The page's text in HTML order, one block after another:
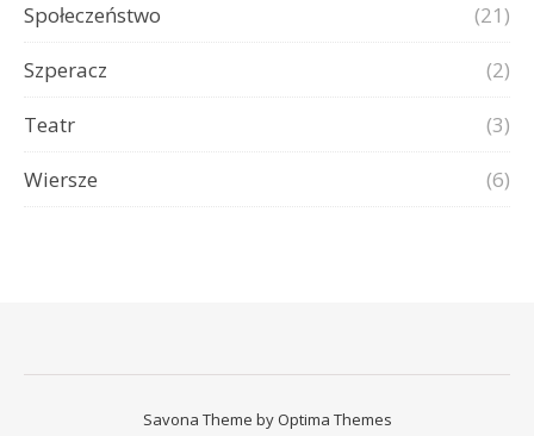
Społeczeństwo
(21)
Szperacz
(2)
Teatr
(3)
Wiersze
(6)
Savona Theme by Optima Themes